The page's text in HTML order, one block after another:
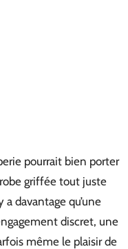
pourrait bien porter
robe griffée tout juste
davantage qu’une
discret, une
même le plaisir de